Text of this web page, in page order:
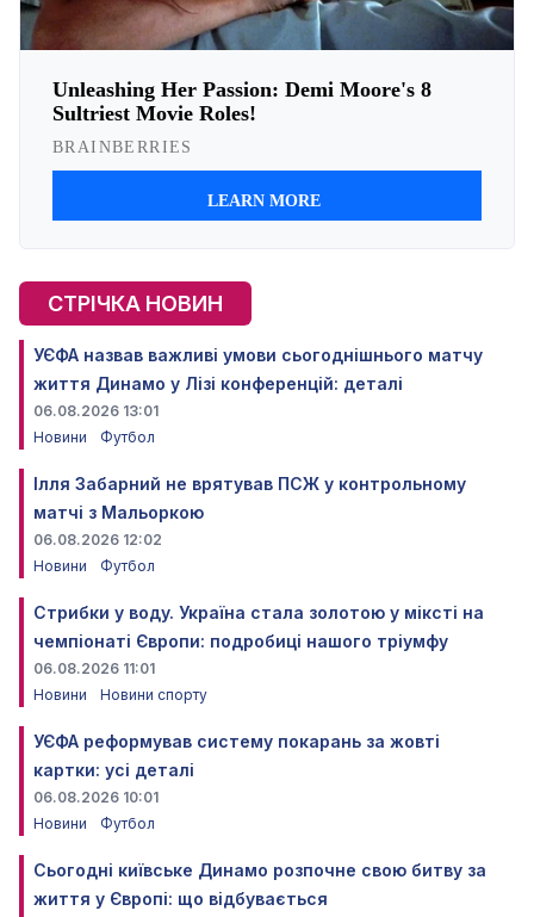
СТРІЧКА НОВИН
УЄФА назвав важливі умови сьогоднішнього матчу
життя Динамо у Лізі конференцій: деталі
06.08.2026 13:01
Новини
Футбол
Ілля Забарний не врятував ПСЖ у контрольному
матчі з Мальоркою
06.08.2026 12:02
Новини
Футбол
Стрибки у воду. Україна стала золотою у міксті на
чемпіонаті Європи: подробиці нашого тріумфу
06.08.2026 11:01
Новини
Новини спорту
УЄФА реформував систему покарань за жовті
картки: усі деталі
06.08.2026 10:01
Новини
Футбол
Сьогодні київське Динамо розпочне свою битву за
життя у Європі: що відбувається